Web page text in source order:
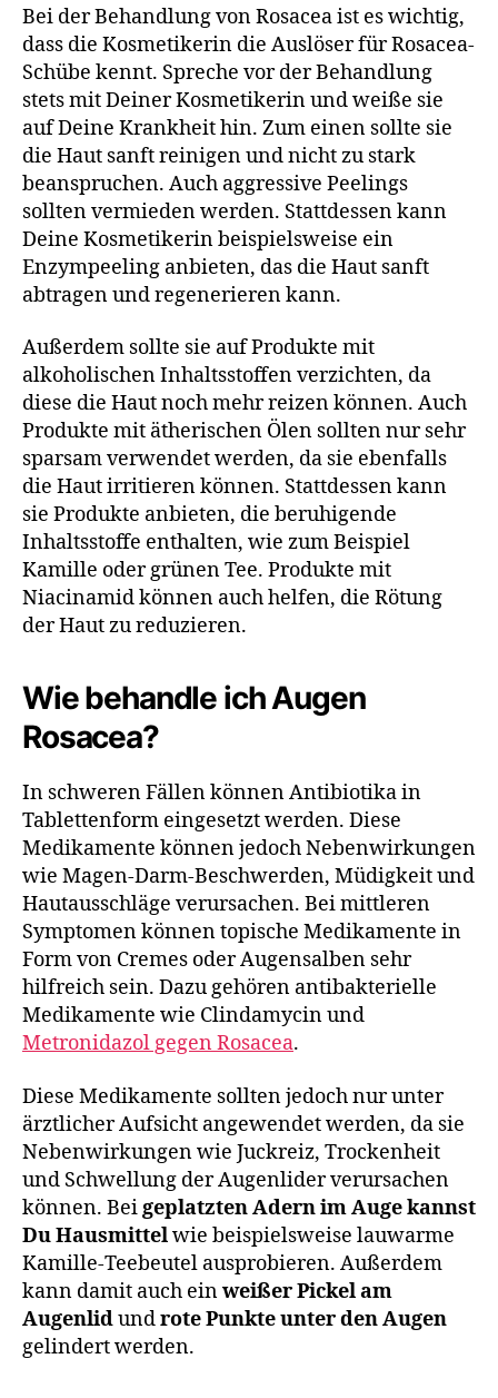
Bei der Behandlung von Rosacea ist es wichtig,
dass die Kosmetikerin die Auslöser für Rosacea-
Schübe kennt. Spreche vor der Behandlung
stets mit Deiner Kosmetikerin und weiße sie
auf Deine Krankheit hin. Zum einen sollte sie
die Haut sanft reinigen und nicht zu stark
beanspruchen. Auch aggressive Peelings
sollten vermieden werden. Stattdessen kann
Deine Kosmetikerin beispielsweise ein
Enzympeeling anbieten, das die Haut sanft
abtragen und regenerieren kann.
Außerdem sollte sie auf Produkte mit
alkoholischen Inhaltsstoffen verzichten, da
diese die Haut noch mehr reizen können. Auch
Produkte mit ätherischen Ölen sollten nur sehr
sparsam verwendet werden, da sie ebenfalls
die Haut irritieren können. Stattdessen kann
sie Produkte anbieten, die beruhigende
Inhaltsstoffe enthalten, wie zum Beispiel
Kamille oder grünen Tee. Produkte mit
Niacinamid können auch helfen, die Rötung
der Haut zu reduzieren.
Wie behandle ich Augen
Rosacea?
In schweren Fällen können Antibiotika in
Tablettenform eingesetzt werden. Diese
Medikamente können jedoch Nebenwirkungen
wie Magen-Darm-Beschwerden, Müdigkeit und
Hautausschläge verursachen. Bei mittleren
Symptomen können topische Medikamente in
Form von Cremes oder Augensalben sehr
hilfreich sein. Dazu gehören antibakterielle
Medikamente wie Clindamycin und
Metronidazol gegen Rosacea.
Diese Medikamente sollten jedoch nur unter
ärztlicher Aufsicht angewendet werden, da sie
Nebenwirkungen wie Juckreiz, Trockenheit
und Schwellung der Augenlider verursachen
können. Beigeplatzten Adern im Auge kannst
Du Hausmittelwie beispielsweise lauwarme
Kamille-Teebeutel ausprobieren. Außerdem
kann damit auch einweißer Pickel am
Augenlidundrote Punkte unter den Augen
gelindert werden.